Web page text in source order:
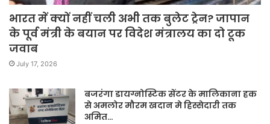
भारत में क्यों नहीं चली अभी तक बुलेट ट्रेन? जापान
के पूर्व मंत्री के बयान पर विदेश मंत्रालय का दो टूक
जवाब
July 17, 2026
बजरंगा डायग्नोस्टिक सेंटर के मालिकाना हक
से अमलोर मौरम खदान मे हिस्सेदारी तक
अमित…